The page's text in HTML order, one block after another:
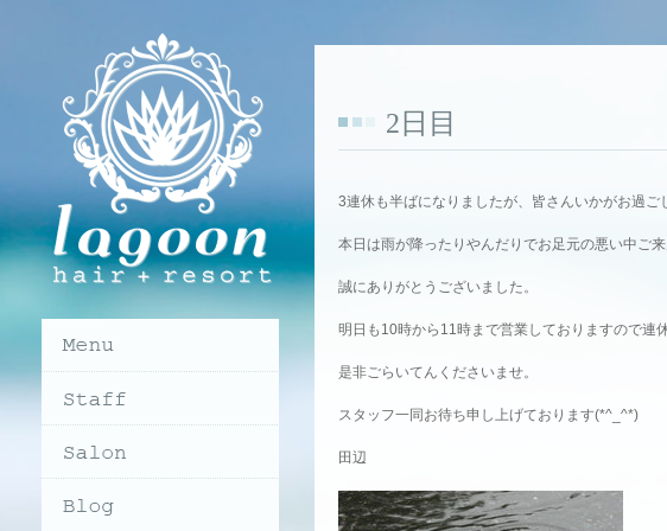
2日目
3連休も半ばになりましたが、皆さんいかがお過ご
本日は雨が降ったりやんだりでお足元の悪い中ご来
誠にありがとうございました。
明日も10時から11時まで営業しておりますので連
是非ごらいてんくださいませ。
スタッフ一同お待ち申し上げております(*^_^*)
田辺